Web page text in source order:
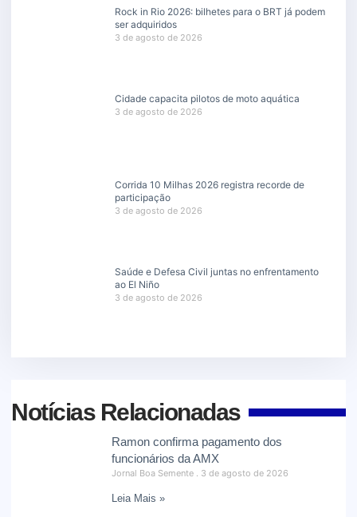
Rock in Rio 2026: bilhetes para o BRT já podem
ser adquiridos
3 de agosto de 2026
Cidade capacita pilotos de moto aquática
3 de agosto de 2026
Corrida 10 Milhas 2026 registra recorde de
participação
3 de agosto de 2026
Saúde e Defesa Civil juntas no enfrentamento
ao El Niño
3 de agosto de 2026
Notícias Relacionadas
Ramon confirma pagamento dos
funcionários da AMX
Jornal Boa Semente 3 de agosto de 2026
Leia Mais »